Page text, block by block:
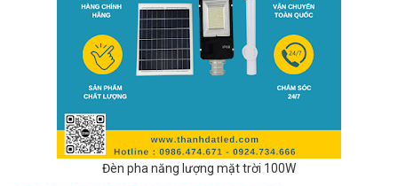
Đèn pha năng lượng mặt trời 100W